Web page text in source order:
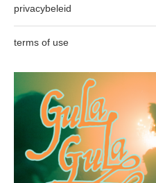
privacybeleid
terms of use